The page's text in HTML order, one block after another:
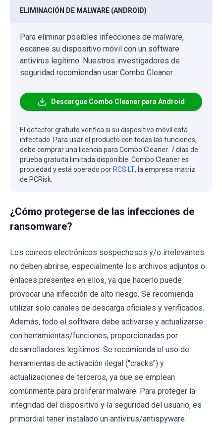
ELIMINACIÓN DE MALWARE (ANDROID)
Para eliminar posibles infecciones de malware,
escanee su dispositivo móvil con un software
antivirus legítimo. Nuestros investigadores de
seguridad recomiendan usar Combo Cleaner.
Descargue Combo Cleaner para Android
El detector gratuito verifica si su dispositivo móvil está
infectado. Para usar el producto con todas las funciones,
debe comprar una licencia para Combo Cleaner. 7 días de
prueba gratuita limitada disponible. Combo Cleaner es
propiedad y está operado por RCS LT, la empresa matriz
de PCRisk.
¿Cómo protegerse de las infecciones de
ransomware?
Los correos electrónicos sospechosos y/o irrelevantes
no deben abrirse, especialmente los archivos adjuntos o
enlaces presentes en ellos, ya que hacerlo puede
provocar una infección de alto riesgo. Se recomienda
utilizar solo canales de descarga oficiales y verificados.
Además, todo el software debe activarse y actualizarse
con herramientas/funciones, proporcionadas por
desarrolladores legítimos. Se recomienda el uso de
herramientas de activación ilegal ("cracks") y
actualizaciones de terceros, ya que se emplean
comúnmente para proliferar malware. Para proteger la
integridad del dispositivo y la seguridad del usuario, es
primordial tener instalado un antivirus/antispyware